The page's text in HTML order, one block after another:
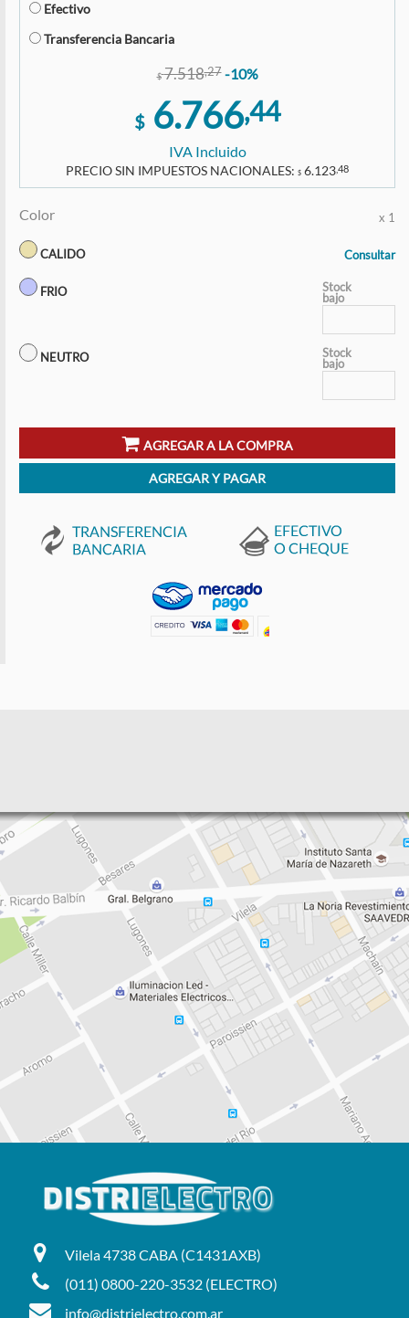
Efectivo
Transferencia Bancaria
$ 7.518,27 -10%
$ 6.766,44
IVA Incluido
PRECIO SIN IMPUESTOS NACIONALES: $ 6.123,48
Color x 1
CALIDO Consultar
FRIO Stock
bajo
NEUTRO Stock
bajo
AGREGAR A LA COMPRA
AGREGAR Y PAGAR
Vilela 4738 CABA (C1431AXB)
(011) 0800-220-3532 (ELECTRO)
info@distrielectro.com.ar